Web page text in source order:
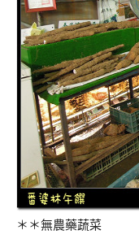
＊＊無農藥蔬菜